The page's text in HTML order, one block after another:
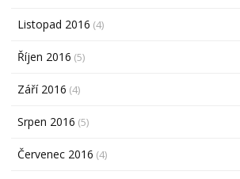
Listopad 2016 (4)
Říjen 2016 (5)
Září 2016 (4)
Srpen 2016 (5)
Červenec 2016 (4)